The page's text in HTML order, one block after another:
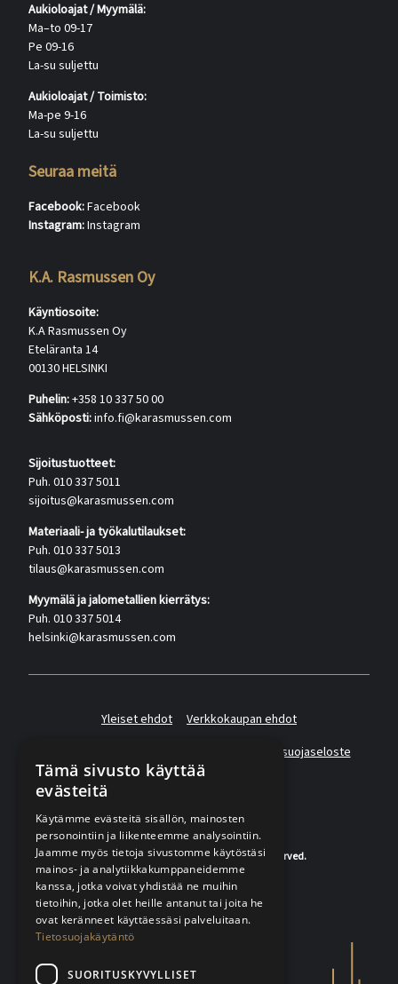
Aukioloajat / Myymälä:
Ma–to 09-17
Pe 09-16
La-su suljettu
Aukioloajat / Toimisto:
Ma-pe 9-16
La-su suljettu
Seuraa meitä
Facebook:Facebook
Instagram:Instagram
K.A. Rasmussen Oy
Käyntiosoite:
K.A Rasmussen Oy
Eteläranta 14
00130 HELSINKI
Puhelin:+358 10 337 50 00
Sähköposti:info.fi@karasmussen.com
Sijoitustuotteet:
Puh. 010 337 5011
sijoitus@karasmussen.com
Materiaali- ja työkalutilaukset:
Puh. 010 337 5013
tilaus@karasmussen.com
Myymälä ja jalometallien kierrätys:
Puh. 010 337 5014
helsinki@karasmussen.com
Yleiset ehdot
Verkkokaupan ehdot
Asiakas- ja suoramarkkinointirekisterin tietosuojaseloste
© 2020-2026 K.A.Rasmussen. All rights reserved.
Tämä sivusto käyttää
evästeitä
Käytämme evästeitä sisällön, mainosten
personointiin ja liikenteemme analysointiin.
Jaamme myös tietoja sivustomme käytöstäsi
mainos- ja analytiikkakumppaneidemme
kanssa, jotka voivat yhdistää ne muihin
tietoihin, jotka olet heille antanut tai joita he
ovat keränneet käyttäessäsi palveluitaan.
Tietosuojakäytäntö
SUORITUSKYVYLLISET